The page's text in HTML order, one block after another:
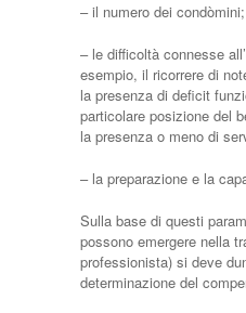
– il numero dei condòmini;
– le difficoltà connesse
esempio, il ricorrere di
la presenza di deficit
particolare posizione del
la presenza o meno di
– la preparazione e la
Sulla base di questi
possono emergere nella
professionista) si deve
determinazione del